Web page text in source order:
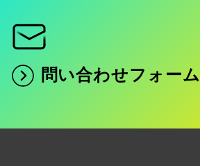
問い合わせフォーム